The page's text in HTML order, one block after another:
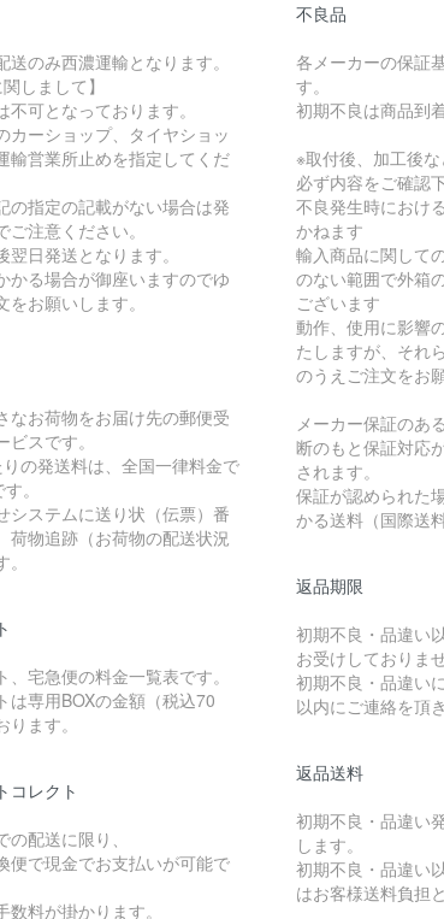
のみ西濃運輸となります。
しまして】
可となっております。
カーショップ、タイヤショッ
輸営業所止めを指定してくだ
の指定の記載がない場合は発
注意ください。
日発送となります。
かる場合が御座いますのでゆ
お願いします。
なお荷物をお届け先の郵便受
スです。
の発送料は、全国一律料金で
。
システムに送り状（伝票）番
荷物追跡（お荷物の配送状況
宅急便の料金一覧表です。
は専用BOXの金額（税込70
ます。
コレクト
配送に限り、
便で現金でお支払いが可能で
料が掛かります。
不良品
各メーカーの保証
す。
初期不良は商品到
※取付後、加工後な
必ず内容をご確認下
不良発生時におけ
かねます
輸入商品に関して
のない範囲で外箱
ございます
動作、使用に影響
たしますが、それ
のうえご注文をお
メーカー保証のあ
断のもと保証対応
されます。
保証が認められた
かる送料（国際送
返品期限
初期不良・品違い
お受けしておりませ
初期不良・品違い
以内にご連絡を頂
返品送料
初期不良・品違い
します。
初期不良・品違い
はお客様送料負担